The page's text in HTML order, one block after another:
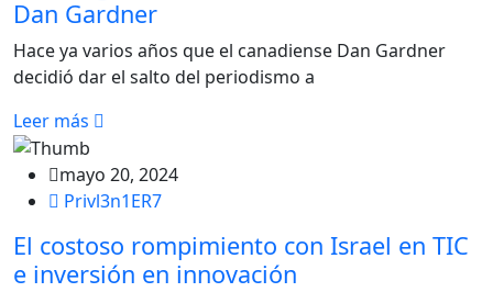
Dan Gardner
Hace ya varios años que el canadiense Dan Gardner
decidió dar el salto del periodismo a
Leer más
mayo 20, 2024
Privl3n1ER7
El costoso rompimiento con Israel en TIC
e inversión en innovación